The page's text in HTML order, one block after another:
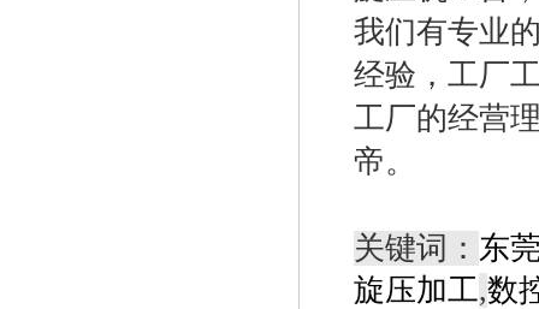
我们有专业
经验，工厂
工厂的经营
帝。
关键词： 东
旋压加工,数